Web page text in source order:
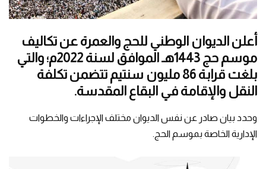
أعلن الديوان الوطني للحج والعمرة عن تكاليف
موسم حج 1443هـ الموافق لسنة 2022م؛ والتي
بلغت قرابة 86 مليون سنتيم تتضمن تكلفة
النقل والإقامة في البقاع المقدسة.
وحدد بيان صادر عن نفس الديوان مختلف الإجراءات والخطوات
الإدارية الخاصة بموسم الحج.